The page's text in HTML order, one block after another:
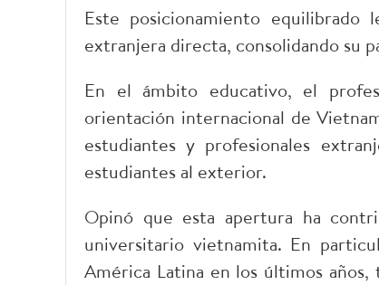
Este posicionamiento
extranjera directa, consolidando su
En el ámbito educativo, el
orientación internacional de
estudiantes y profesionales
estudiantes al exterior.
Opinó que esta apertura ha
universitario vietnamita. En
América Latina en los últimos